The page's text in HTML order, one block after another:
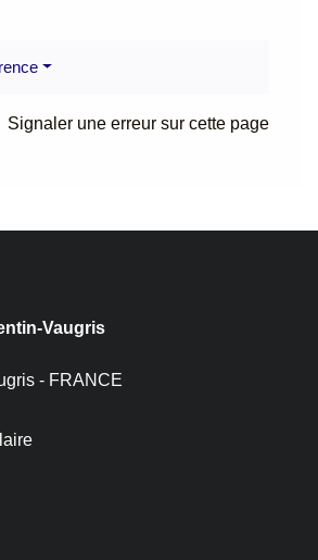
Signaler une erreur sur cette page
Vaugris
- FRANCE